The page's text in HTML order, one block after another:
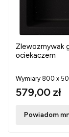
Zlewozmywak
ociekaczem
Wymiary 800 x
579,00 zł
Powiadom